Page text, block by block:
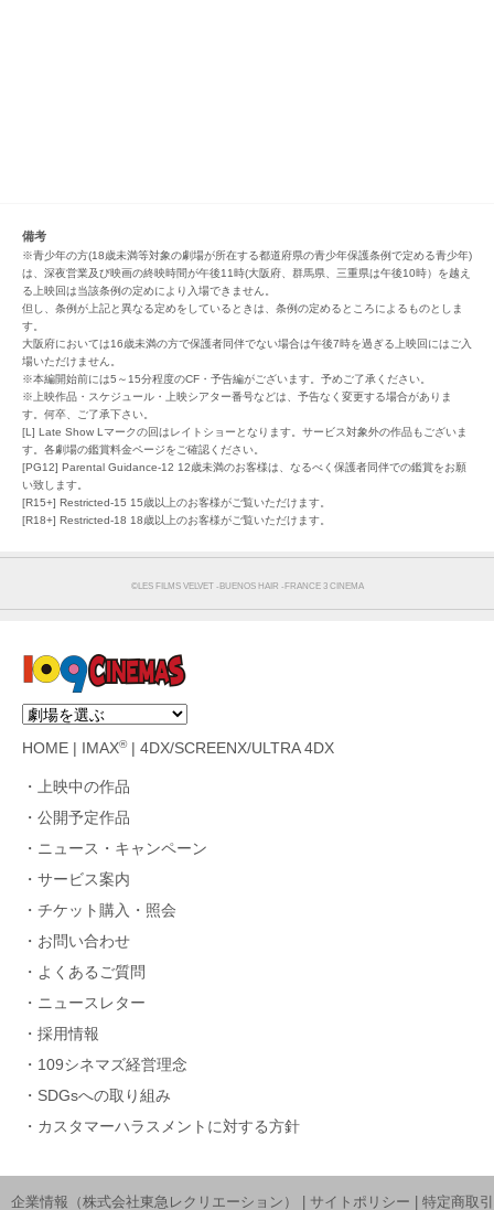
備考
※青少年の方(18歳未満等対象の劇場が所在する都道府県の青少年保護条例で定める青少年)
は、深夜営業及び映画の終映時間が午後11時(大阪府、群馬県、三重県は午後10時）を越え
る上映回は当該条例の定めにより入場できません。
但し、条例が上記と異なる定めをしているときは、条例の定めるところによるものとしま
す。
大阪府においては16歳未満の方で保護者同伴でない場合は午後7時を過ぎる上映回にはご入
場いただけません。
※本編開始前には5～15分程度のCF・予告編がございます。予めご了承ください。
※上映作品・スケジュール・上映シアター番号などは、予告なく変更する場合がありま
す。何卒、ご了承下さい。
[L] Late Show Lマークの回はレイトショーとなります。サービス対象外の作品もございま
す。各劇場の鑑賞料金ページをご確認ください。
[PG12] Parental Guidance-12 12歳未満のお客様は、なるべく保護者同伴での鑑賞をお願
い致します。
[R15+] Restricted-15 15歳以上のお客様がご覧いただけます。
[R18+] Restricted-18 18歳以上のお客様がご覧いただけます。
©︎LES FILMS VELVET -BUENOS HAIR -FRANCE 3 CINEMA
HOME IMAX®| 4DX/SCREENX/ULTRA 4DX
上映中の作品
公開予定作品
ニュース・キャンペーン
サービス案内
チケット購入・照会
お問い合わせ
よくあるご質問
ニュースレター
採用情報
109シネマズ経営理念
SDGsへの取り組み
カスタマーハラスメントに対する方針
企業情報（株式会社東急レクリエーション） サイトポリシー 特定商取